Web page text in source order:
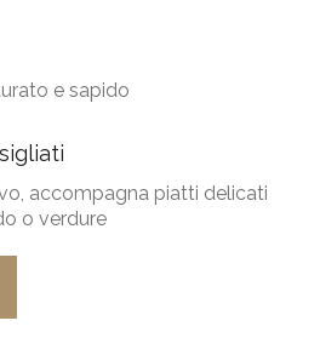
e sapido
accompagna piatti delicati
o verdure